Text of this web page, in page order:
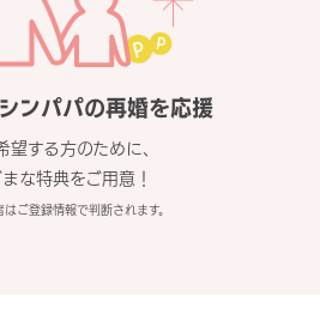
ンパパの再婚を応援
望する方のために、
な特典をご用意！
ご登録情報で判断されます。